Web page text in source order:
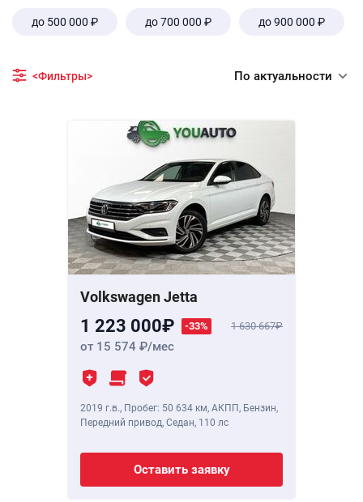
до 500 000 ₽ до 700 000 ₽ до 900 000 ₽
<Фильтры> По актуальности
Volkswagen Jetta
1 223 000 -33% 1 630 667
от 15 574 /мес
2019 г.в., Пробег: 50 634 км, АКПП, Бензин,
Передний привод, Седан, 110 лс
Оставить заявку